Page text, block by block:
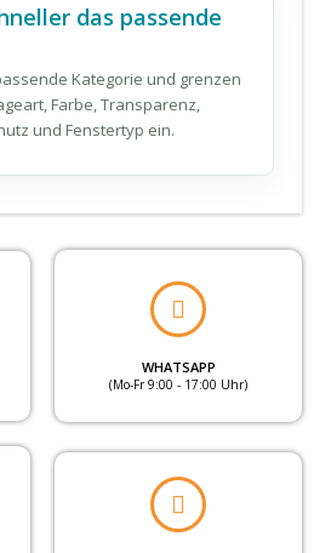
das passende
Kategorie und grenzen
Farbe, Transparenz,
und Fenstertyp ein.
WHATSAPP
(Mo-Fr 9:00 - 17:00 Uhr)